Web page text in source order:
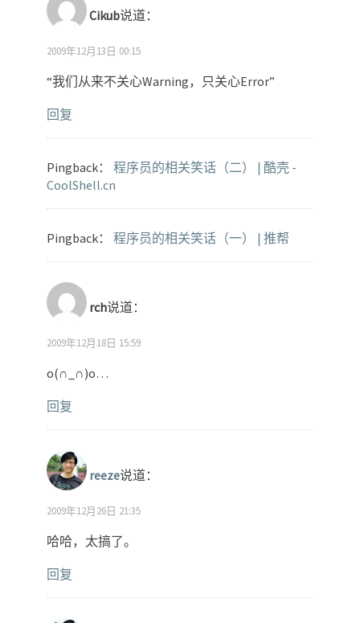
Cikub说道：
2009年12月13日 00:15
“我们从来不关心Warning，只关心Error”
回复
Pingback： 程序员的相关笑话（二） | 酷壳 -
CoolShell.cn
Pingback： 程序员的相关笑话（一） | 推帮
rch说道：
2009年12月18日 15:59
o(∩_∩)o…
回复
reeze说道：
2009年12月26日 21:35
哈哈，太搞了。
回复